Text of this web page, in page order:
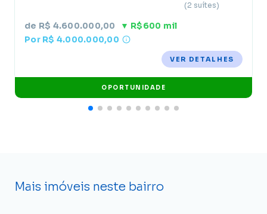
(2 suítes)
de R$ 4.600.000,00
▼ R$600 mil
Por R$ 4.000.000,00
VER DETALHES
OPORTUNIDADE
Mais imóveis neste bairro